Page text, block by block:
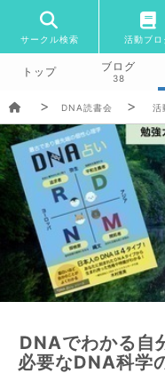
サークル検索 活動ブロ
トップ ブログ
38
DNA読書会 活
DNAでわかる自
必要なDNA科学